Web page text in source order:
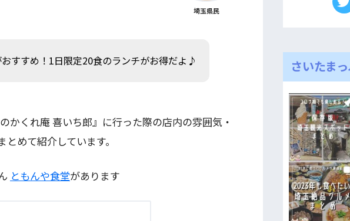
埼玉県民
すすめ！1日限定20食のランチがお得だよ♪
かくれ庵 喜いち郎』に行った際の店内の雰囲気・
めて紹介しています。
ともんや食堂があります
さいたま